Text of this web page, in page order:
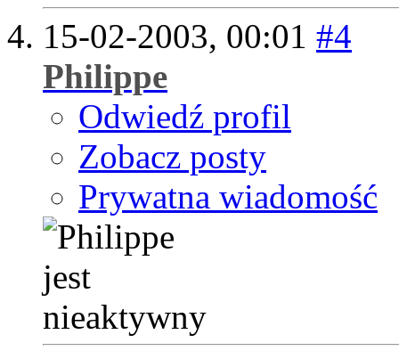
15-02-2003, 00:01 #4
Philippe
Odwiedź profil
Zobacz posty
Prywatna wiadomość